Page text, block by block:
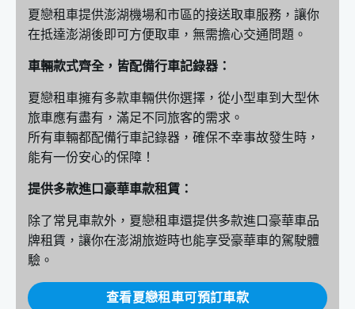
夏戀租車提供澎湖機場和市區的接送取車服務，讓你
在抵達澎湖後即可方便取車，無需擔心交通問題。
車輛款式齊全，皆配備行車記錄器：
夏戀租車擁有多款車輛供你選擇，從小型車到大型休
旅車應有盡有，滿足不同旅客的需求。
所有車輛都配備行車記錄器，確保不幸事故發生時，
能有一份安心的保障！
提供多款進口豪華車款租賃：
除了常見車款外，夏戀租車還提供多款進口豪華車品
牌租賃，讓你在澎湖旅遊時也能享受豪華車的駕駛體
驗。
查看夏戀租車可預訂車款